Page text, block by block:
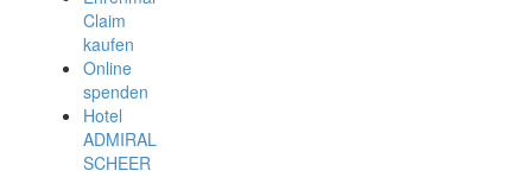
Claim
kaufen
Online
spenden
Hotel
ADMIRAL
SCHEER